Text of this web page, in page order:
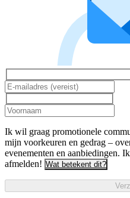
Ik wil graag promotionele
mijn voorkeuren en gedrag –
evenementen en aanbiedingen.
afmelden! Wat betekent dit?